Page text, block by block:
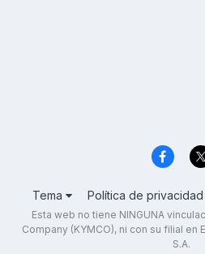
Tema Política de privacidad
Esta web no tiene NINGUNA
Company (KYMCO), ni con su filial en
S.A.